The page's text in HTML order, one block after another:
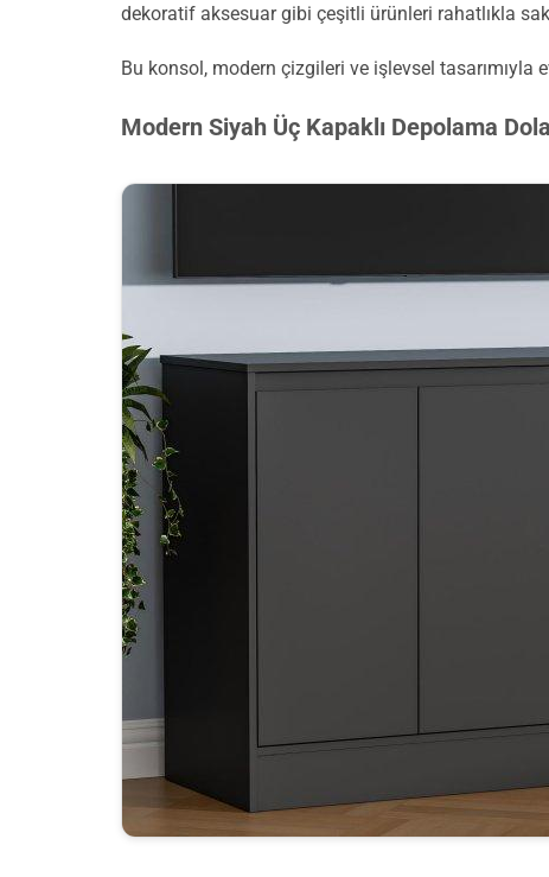
dekoratif aksesuar gibi çeşitli ürünleri rahatlıkla
Bu konsol, modern çizgileri ve işlevsel
Modern Siyah Üç Kapaklı Depolama